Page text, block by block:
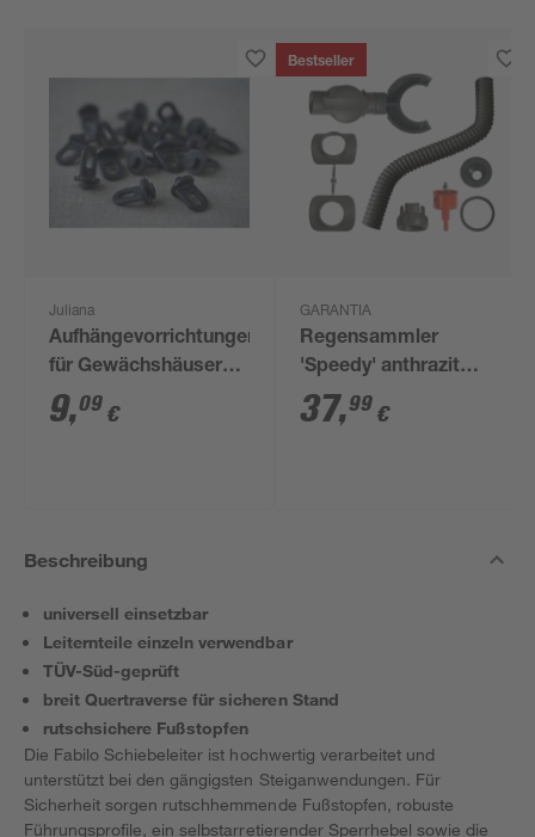
Juliana
Aufhängevorrichtungen
für Gewächshäuser
schwarz 20 Stück
9,09 €
Bestseller
GARANTIA
Regensammler
'Speedy' anthrazit
inkl. Zubehör
37,99 €
Beschreibung
universell einsetzbar
Leiternteile einzeln verwendbar
TÜV-Süd-geprüft
breit Quertraverse für sicheren Stand
rutschsichere Fußstopfen
Die Fabilo Schiebeleiter ist hochwertig verarbeitet und
unterstützt bei den gängigsten Steiganwendungen. Für
Sicherheit sorgen rutschhemmende Fußstopfen, robuste
Führungsprofile, ein selbstarretierender Sperrhebel sowie die